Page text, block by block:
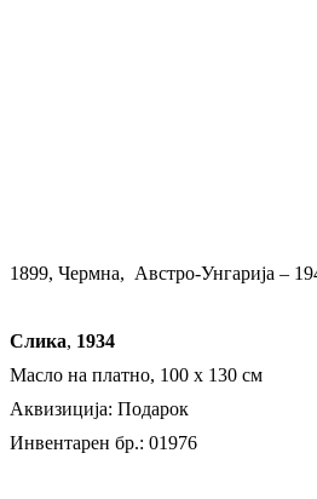
1899, Чермна, Австро-Унгарија –
Слика, 1934
Масло на платно, 100 х 130 см
Аквизиција: Подарок
Инвентарен бр.: 01976